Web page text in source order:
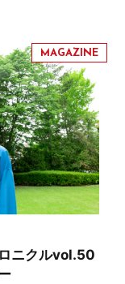
ニクルvol.50